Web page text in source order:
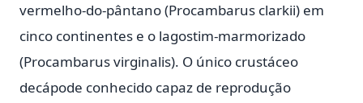
vermelho-do-pântano (Procambarus clarkii) em
cinco continentes e o lagostim-marmorizado
(Procambarus virginalis). O único crustáceo
decápode conhecido capaz de reprodução